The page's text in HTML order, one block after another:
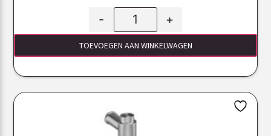
- +
TOEVOEGEN AAN WINKELWAGEN